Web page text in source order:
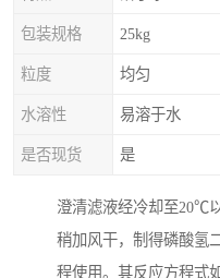
包装规格 25kg
粒度 均匀
水溶性 易溶于水
是否现货 是
澄清滤液经冷却至20℃
稍加风干，制得磷酸氢
程使用。其反应方程式